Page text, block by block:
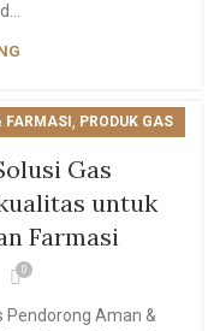
FARMASI , PRODUK GAS
Gas
untuk
Farmasi
0
Pendorong Aman &